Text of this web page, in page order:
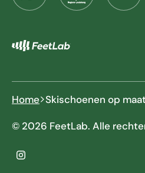
Home Skischoenen op
© 2026 FeetLab. Alle